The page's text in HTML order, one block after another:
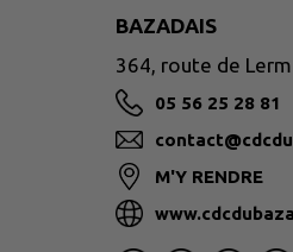
BAZADAIS
364, route de
05 56 25 28 81
M'Y RENDRE